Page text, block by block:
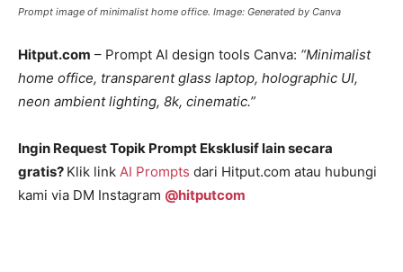
Prompt image of minimalist home office. Image: Generated by Canva
Hitput.com – Prompt AI design tools Canva: “Minimalist
home office, transparent glass laptop, holographic UI,
neon ambient lighting, 8k, cinematic.”
Ingin Request Topik Prompt Eksklusif lain secara
gratis? Klik link AI Prompts dari Hitput.com atau hubungi
kami via DM Instagram @hitputcom